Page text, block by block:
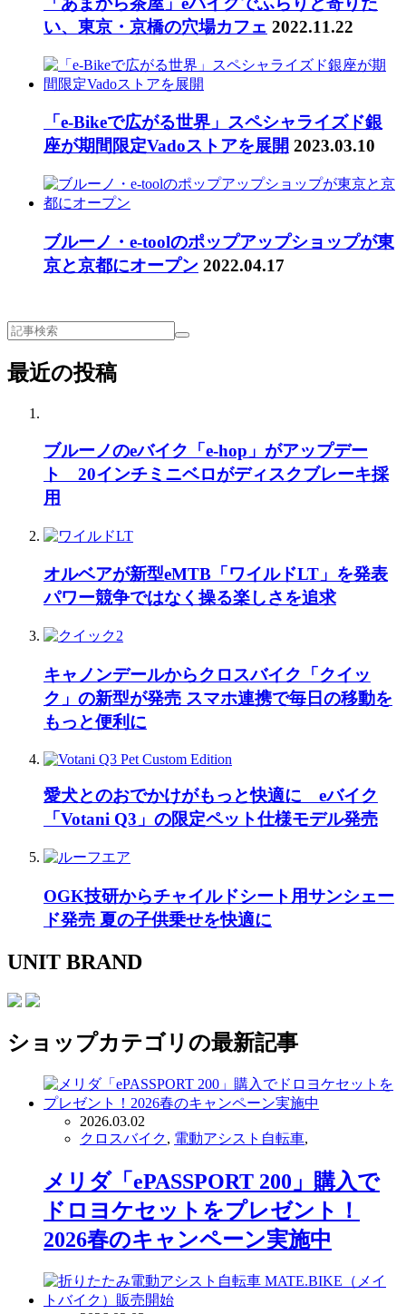
い、東京・京橋の穴場カフェ 2022.11.22
「e-Bikeで広がる世界」スペシャライズド銀
座が期間限定Vadoストアを展開 2023.03.10
ブルーノ・e-toolのポップアップショップが東
京と京都にオープン 2022.04.17
最近の投稿
ブルーノのeバイク「e-hop」がアップデー
ト 20インチミニベロがディスクブレーキ採
用
オルベアが新型eMTB「ワイルドLT」を発表
パワー競争ではなく操る楽しさを追求
キャノンデールからクロスバイク「クイッ
ク」の新型が発売 スマホ連携で毎日の移動を
もっと便利に
愛犬とのおでかけがもっと快適に eバイク
「Votani Q3」の限定ペット仕様モデル発売
OGK技研からチャイルドシート用サンシェー
ド発売 夏の子供乗せを快適に
UNIT BRAND
ショップカテゴリの最新記事
2026.03.02
クロスバイク, 電動アシスト自転車,
メリダ「ePASSPORT 200」購入で
ドロヨケセットをプレゼント！
2026春のキャンペーン実施中